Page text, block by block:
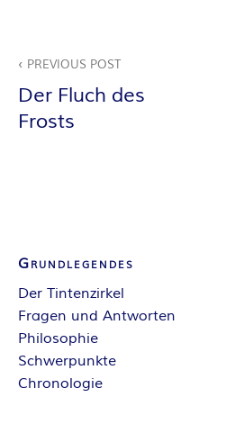
K
R
E
PREVIOUS POST
Der Fluch des
Frosts
Grundlegendes
Der Tintenzirkel
Fragen und Antworten
Philosophie
Schwerpunkte
Chronologie